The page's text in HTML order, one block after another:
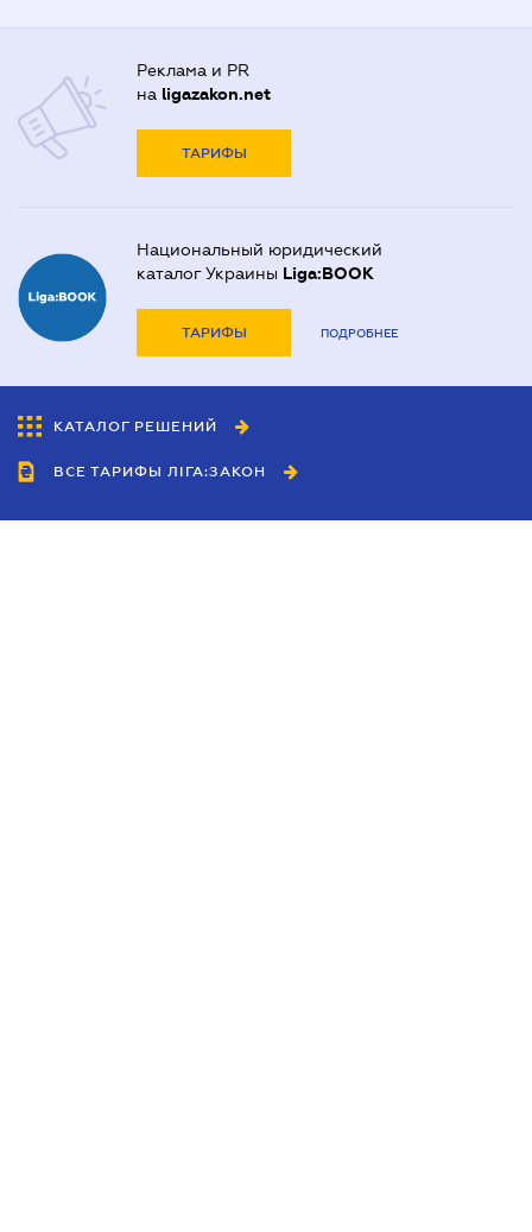
Реклама и PR
на ligazakon.net
ТАРИФЫ
Национальный юридический
каталог Украины Liga:BOOK
ТАРИФЫ ПОДРОБНЕЕ
КАТАЛОГ РЕШЕНИЙ
ВСЕ ТАРИФЫ ЛІГА:ЗАКОН